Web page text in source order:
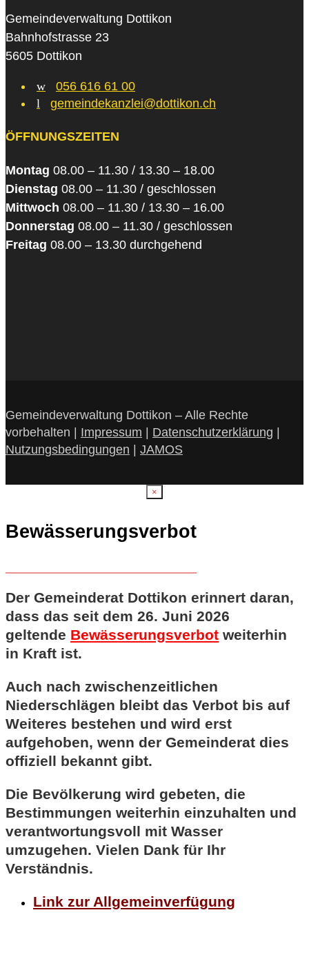
Gemeindeverwaltung Dottikon
Bahnhofstrasse 23
5605 Dottikon
w
056 616 61 00
l
gemeindekanzlei@dottikon.ch
ÖFFNUNGSZEITEN
Montag 08.00 – 11.30 / 13.30 – 18.00
Dienstag 08.00 – 11.30 / geschlossen
Mittwoch 08.00 – 11.30 / 13.30 – 16.00
Donnerstag 08.00 – 11.30 / geschlossen
Freitag 08.00 – 13.30 durchgehend
Gemeindeverwaltung Dottikon – Alle Rechte
vorbehalten | Impressum | Datenschutzerklärung |
Nutzungsbedingungen | JAMOS
×
Bewässerungsverbot
Der Gemeinderat Dottikon erinnert daran,
dass das seit dem 26. Juni 2026
geltende Bewässerungsverbot weiterhin
in Kraft ist.
Auch nach zwischenzeitlichen
Niederschlägen bleibt das Verbot bis auf
Weiteres bestehen und wird erst
aufgehoben, wenn der Gemeinderat dies
offiziell bekannt gibt.
Die Bevölkerung wird gebeten, die
Bestimmungen weiterhin einzuhalten und
verantwortungsvoll mit Wasser
umzugehen. Vielen Dank für Ihr
Verständnis.
Link zur Allgemeinverfügung